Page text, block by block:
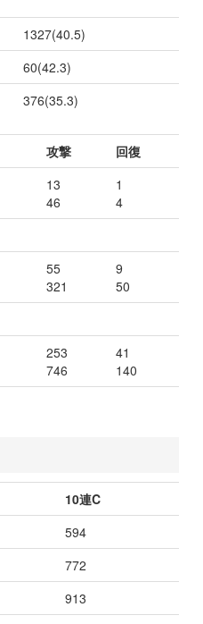
1327(40.5)
60(42.3)
376(35.3)
攻撃
回復
13
46
1
4
55
321
9
50
253
746
41
140
10連C
594
772
913